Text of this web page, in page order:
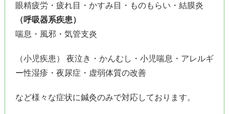
眼精疲労・疲れ目・かすみ目・ものもらい・結膜炎
（呼吸器系疾患）
喘息・風邪・気管支炎
（小児疾患） 夜泣き・かんむし・小児喘息・アレルギ
ー性湿疹・夜尿症・虚弱体質の改善
など様々な症状に鍼灸のみで対応しております。